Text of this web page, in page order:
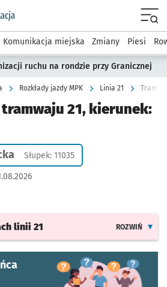
podserwis: Komunikacja
Komunikacja miejska Zmiany Piesi
ruchu na rondzie przy Granicznej
Rozkłady jazdy MPK Linia 21
tramwaju 21, kierunek:
Słupek: 11035
linii 21 ROZWIŃ